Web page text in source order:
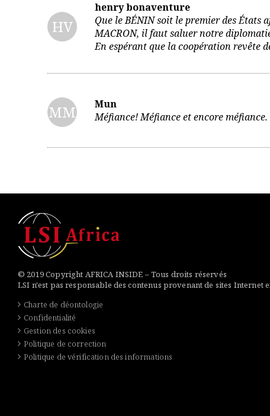
HV
henry bonaventure
Que le BÉNIN soit le premier des
MACRON, il faut saluer notre
En espérant que la coopération revête
MM
Mun
Méfiance! Méfiance et encore
© 2019 Copyright AFRICA INSIDE – Tous droits réservés
LSI n'est pas responsable des contenus provenant de sites Internet
Charte de déontologie
Confidentialité
Gestion des cookies
Politique de correction
Politique de vérification des informations